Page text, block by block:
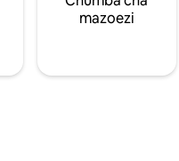
mazoezi